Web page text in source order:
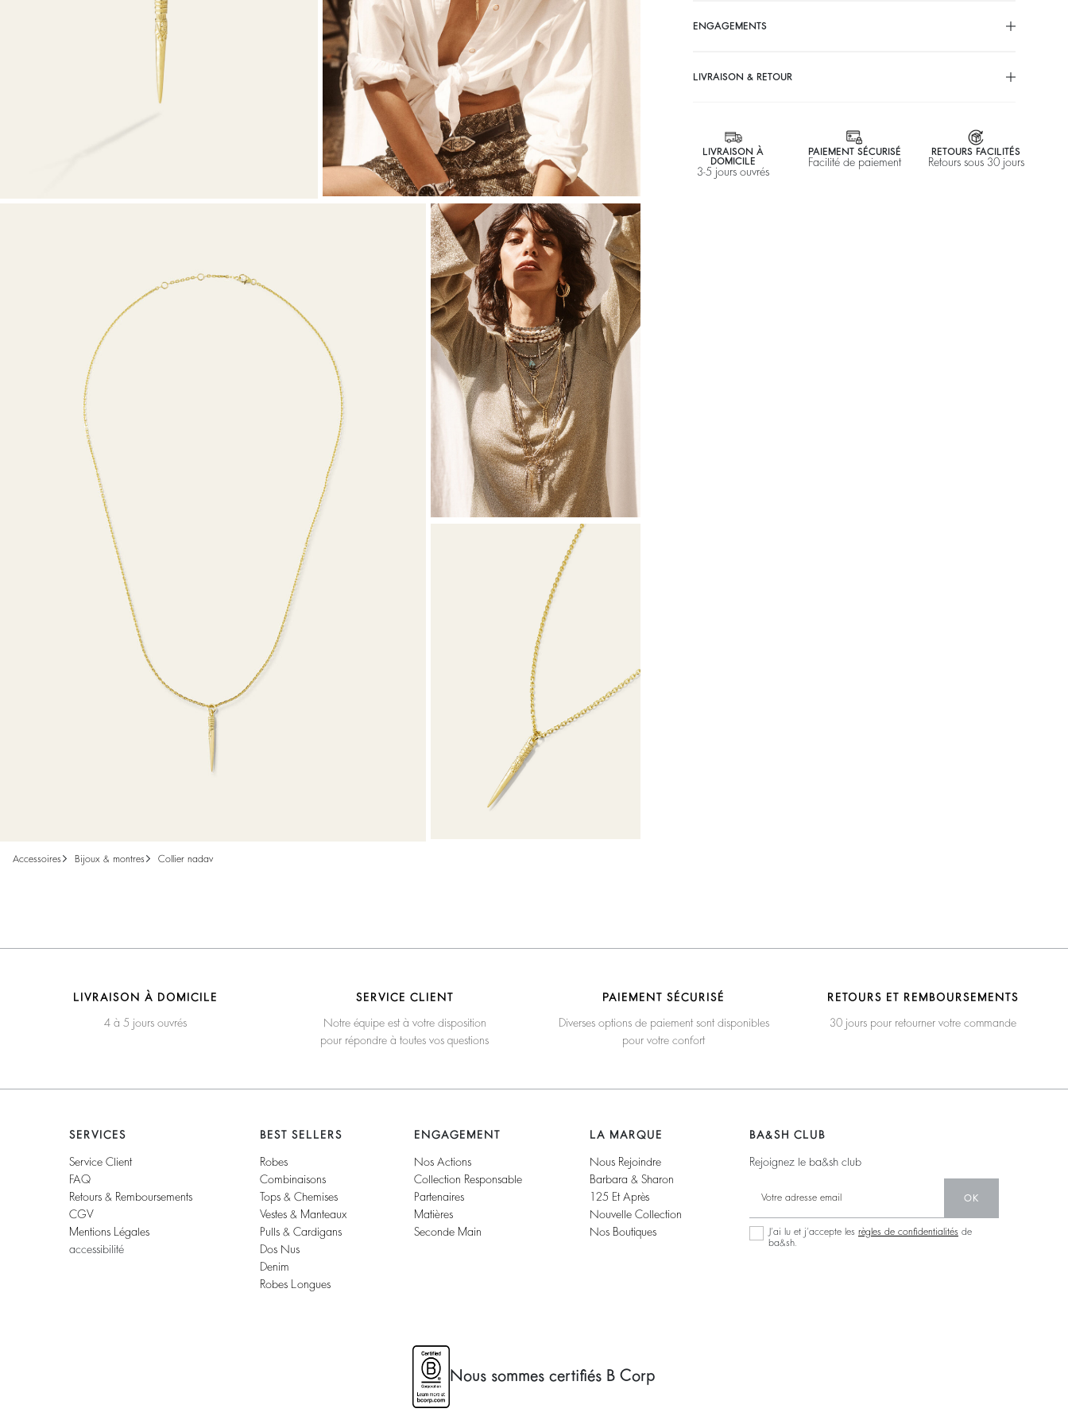
Combinaisons
T-shirts
accessoires bijoux & montres collier nadav
ENGAGEMENTS
LIVRAISON & RETOUR
LIVRAISON À
DOMICILE
3-5 jours ouvrés
PAIEMENT SÉCURISÉ
Facilité de paiement
RETOURS FACILITÉS
Retours sous 30 jours
LIVRAISON À DOMICILE
4 à 5 jours ouvrés
SERVICE CLIENT
Notre équipe est à votre disposition
pour répondre à toutes vos questions
PAIEMENT SÉCURISÉ
Diverses options de paiement sont disponibles
pour votre confort
RETOURS ET REMBOURSEMENTS
30 jours pour retourner votre commande
SERVICES
Service Client
FAQ
Retours & Remboursements
CGV
Mentions Légales
accessibilité
BEST SELLERS
Robes
Combinaisons
Tops & Chemises
Vestes & Manteaux
Pulls & Cardigans
Dos Nus
Denim
Robes Longues
ENGAGEMENT
Nos Actions
Collection Responsable
Partenaires
Matières
Seconde Main
LA MARQUE
Nous Rejoindre
Barbara & Sharon
125 Et Après
Nouvelle Collection
Nos Boutiques
BA&SH CLUB
Rejoignez le ba&sh club
OK
J’ai lu et j’accepte les règles de confidentialités de
ba&sh.
Nous sommes certifiés B Corp